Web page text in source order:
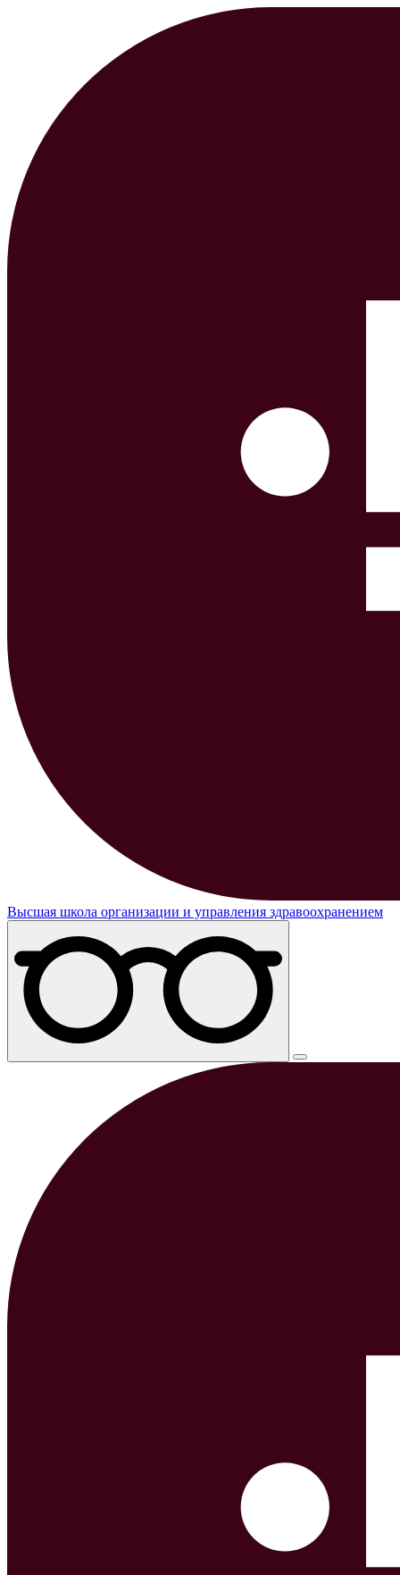
Высшая школа организации и управления здравоохранением